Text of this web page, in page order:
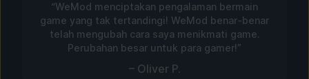
“WeMod menciptakan pengalaman bermain
game yang tak tertandingi! WeMod benar-benar
telah mengubah cara saya menikmati game.
Perubahan besar untuk para gamer!”
– Oliver P.